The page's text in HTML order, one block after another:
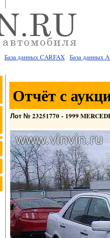
База данных CARFAX База данных
Отчёт с
Лот № 23251770 - 1999